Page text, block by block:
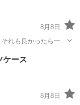
8月8日
れも良かったら一緒
ケース
8月8日